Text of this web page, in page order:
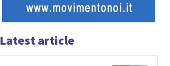
Latest article